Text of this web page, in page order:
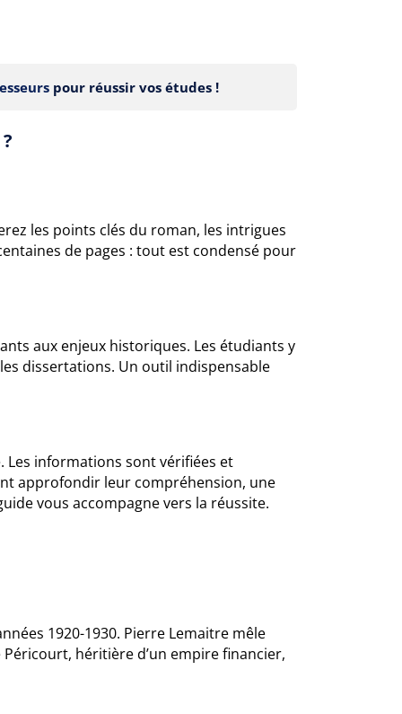
pour réussir vos études !
les points clés du roman, les intrigues
de pages : tout est condensé pour
aux enjeux historiques. Les étudiants y
dissertations. Un outil indispensable
Les informations sont vérifiées et
approfondir leur compréhension, une
vous accompagne vers la réussite.
1920-1930. Pierre Lemaitre mêle
héritière d’un empire financier,